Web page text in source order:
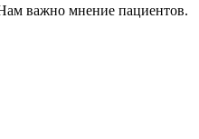
важно мнение пациентов.